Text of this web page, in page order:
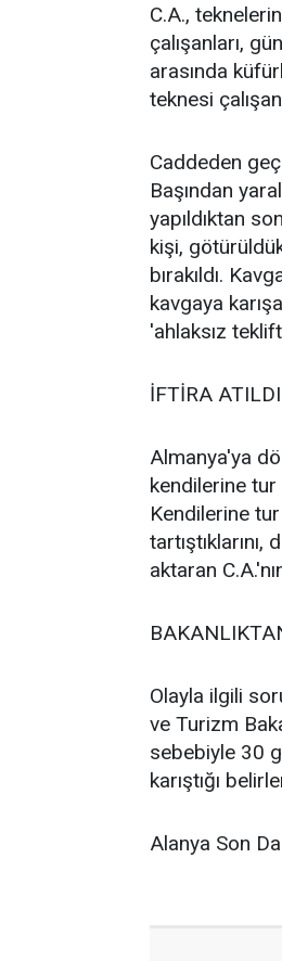
C.A.,
çalışanları,
arasında
teknesi
Caddeden
Başından
yapıldıktan
kişi,
bırakıldı.
kavgaya
'ahlaksız
İFTİRA
Almanya'ya
kendilerine tur
Kendilerine
aktaran
Olayla ilgili
ve Turizm
sebebiyle 30
karıştığı
Alanya Son